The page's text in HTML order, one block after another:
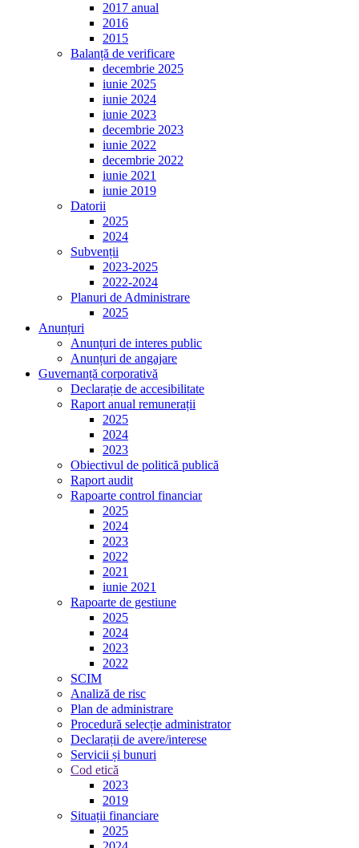
2017 anual
2016
2015
Balanță de verificare
decembrie 2025
iunie 2025
iunie 2024
iunie 2023
decembrie 2023
iunie 2022
decembrie 2022
iunie 2021
iunie 2019
Datorii
2025
2024
Subvenții
2023-2025
2022-2024
Planuri de Administrare
2025
Anunțuri
Anunțuri de interes public
Anunțuri de angajare
Guvernanță corporativă
Declarație de accesibilitate
Raport anual remunerații
2025
2024
2023
Obiectivul de politică publică
Raport audit
Rapoarte control financiar
2025
2024
2023
2022
2021
iunie 2021
Rapoarte de gestiune
2025
2024
2023
2022
SCIM
Analiză de risc
Plan de administrare
Procedură selecție administrator
Declarații de avere/interese
Servicii și bunuri
Cod etică
2023
2019
Situații financiare
2025